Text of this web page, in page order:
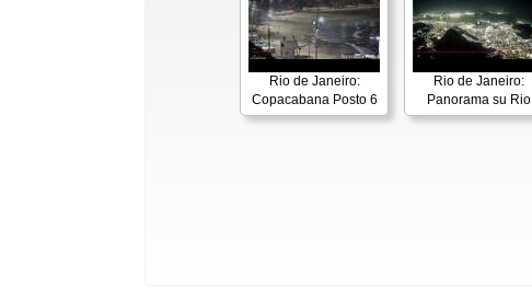
Rio de Janeiro:
Copacabana Posto 6
Rio de Janeiro:
Panorama su Rio